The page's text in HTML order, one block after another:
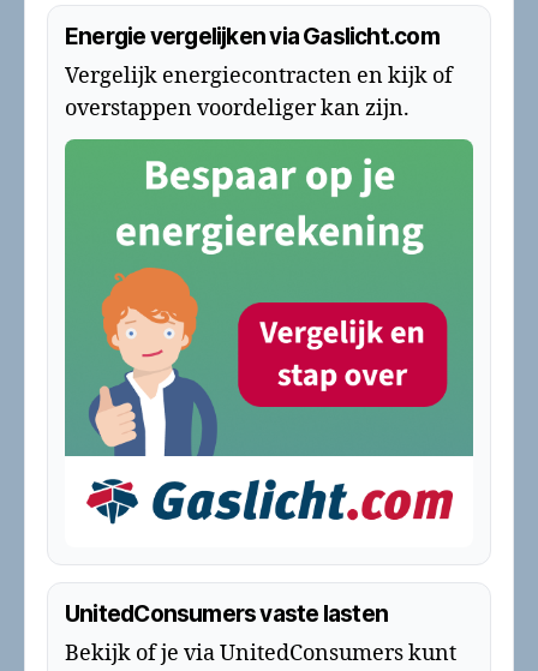
Energie vergelijken via Gaslicht.com
Vergelijk energiecontracten en kijk of
overstappen voordeliger kan zijn.
UnitedConsumers vaste lasten
Bekijk of je via UnitedConsumers kunt